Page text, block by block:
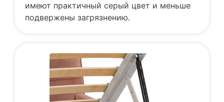
имеют практичный серый цвет и меньше
подвержены загрязнению.